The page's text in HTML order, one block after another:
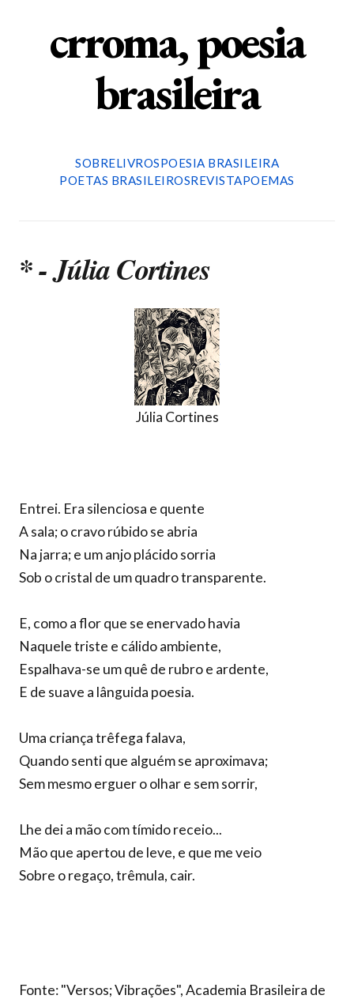
crroma, poesia
brasileira
SOBRELIVROSPOESIA BRASILEIRA
POETAS BRASILEIROSREVISTAPOEMAS
* - Júlia Cortines
Júlia Cortines
Entrei. Era silenciosa e quente
A sala; o cravo rúbido se abria
Na jarra; e um anjo plácido sorria
Sob o cristal de um quadro transparente.
E, como a flor que se enervado havia
Naquele triste e cálido ambiente,
Espalhava-se um quê de rubro e ardente,
E de suave a lânguida poesia.
Uma criança trêfega falava,
Quando senti que alguém se aproximava;
Sem mesmo erguer o olhar e sem sorrir,
Lhe dei a mão com tímido receio...
Mão que apertou de leve, e que me veio
Sobre o regaço, trêmula, cair.
Fonte: "Versos; Vibrações", Academia Brasileira de